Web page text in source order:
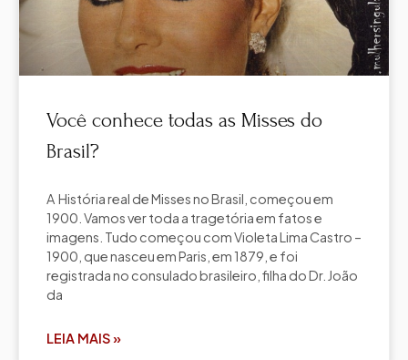
Você conhece todas as Misses do
Brasil?
A História real de Misses no Brasil, começou em
1900. Vamos ver toda a tragetória em fatos e
imagens. Tudo começou com Violeta Lima Castro –
1900, que nasceu em Paris, em 1879, e foi
registrada no consulado brasileiro, filha do Dr. João
da
LEIA MAIS »